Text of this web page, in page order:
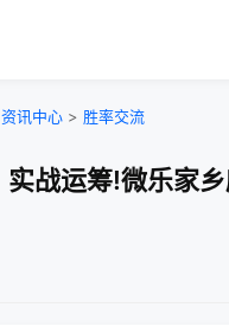
资讯中心 > 胜率交流
实战运筹!微乐家